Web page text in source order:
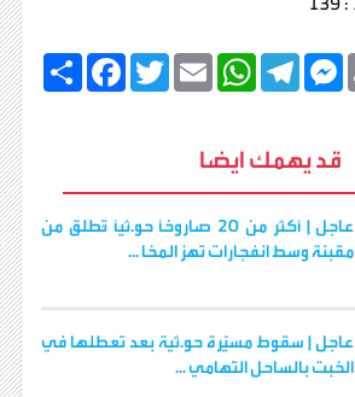
ا
F
a
k
T
w
E
m
W
h
A
p
T
e
r
m
M
e
n
e
r
قد يهمك ايضا
عاجل | أكثر من 20 صاروخًا حو.ثيًا تُطلق من
مقبنة وسط انفجارات تهز المخا ...
عاجل | سقوط مسيّرة حو.ثية بعد تعطلها في
الخبت بالساحل التهامي ...